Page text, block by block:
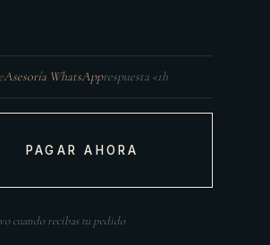
Asesoría WhatsApprespuesta <1h
PAGAR AHORA
cuando recibas tu pedido